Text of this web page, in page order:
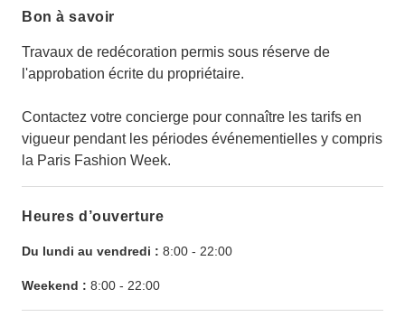
Bon à savoir
Travaux de redécoration permis sous réserve de
l'approbation écrite du propriétaire.
Contactez votre concierge pour connaître les tarifs en
vigueur pendant les périodes événementielles y compris
la Paris Fashion Week.
Heures d’ouverture
Du lundi au vendredi : 8:00 - 22:00
Weekend : 8:00 - 22:00